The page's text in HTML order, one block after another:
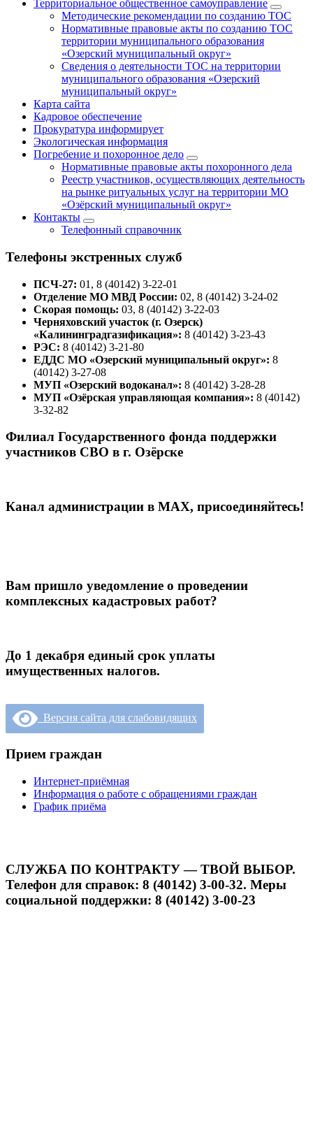
Территориальное общественное самоуправление
Методические рекомендации по созданию ТОС
Нормативные правовые акты по созданию ТОС
территории муниципального образования
«Озерский муниципальный округ»
Сведения о деятельности ТОС на территории
муниципального образования «Озерский
муниципальный округ»
Карта сайта
Кадровое обеспечение
Прокуратура информирует
Экологическая информация
Погребение и похоронное дело
Нормативные правовые акты похоронного дела
Реестр участников, осуществляющих деятельность
на рынке ритуальных услуг на территории МО
«Озёрский муниципальный округ»
Контакты
Телефонный справочник
Телефоны экстренных служб
ПСЧ-27: 01, 8 (40142) 3-22-01
Отделение МО МВД России: 02, 8 (40142) 3-24-02
Скорая помощь: 03, 8 (40142) 3-22-03
Черняховский участок (г. Озерск)
«Калининградгазификация»: 8 (40142) 3-23-43
РЭС: 8 (40142) 3-21-80
ЕДДС МО «Озерский муниципальный округ»: 8
(40142) 3-27-08
МУП «Озерский водоканал»: 8 (40142) 3-28-28
МУП «Озёрская управляющая компания»: 8 (40142)
3-32-82
Филиал Государственного фонда поддержки
участников СВО в г. Озёрске
Канал администрации в МАХ, присоединяйтесь!
Вам пришло уведомление о проведении
комплексных кадастровых работ?
До 1 декабря единый срок уплаты
имущественных налогов.
Версия сайта для слабовидящих
Прием граждан
Интернет-приёмная
Информация о работе с обращениями граждан
График приёма
СЛУЖБА ПО КОНТРАКТУ — ТВОЙ ВЫБОР.
Телефон для справок: 8 (40142) 3-00-32. Меры
социальной поддержки: 8 (40142) 3-00-23